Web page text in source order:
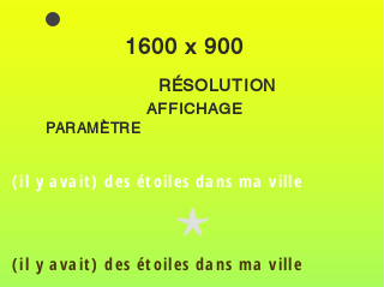
1600 x 900
RÉSOLUTION
AFFICHAGE
PARAMÈTRE
(il y avait) des étoiles dans ma ville
(il y avait) des étoiles dans ma ville